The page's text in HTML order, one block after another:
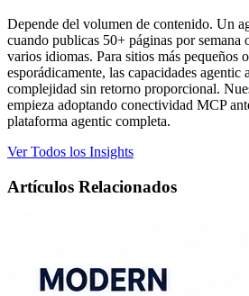
Depende del volumen de contenido. Un
cuando publicas 50+ páginas por semana
varios idiomas. Para sitios más pequeños
esporádicamente, las capacidades agentic
complejidad sin retorno proporcional.
empieza adoptando conectividad MCP
plataforma agentic completa.
Ver Todos los Insights
Artículos Relacionados